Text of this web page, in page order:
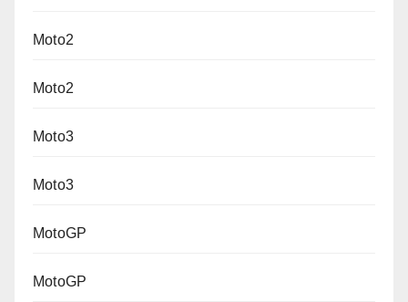
Moto2
Moto2
Moto3
Moto3
MotoGP
MotoGP